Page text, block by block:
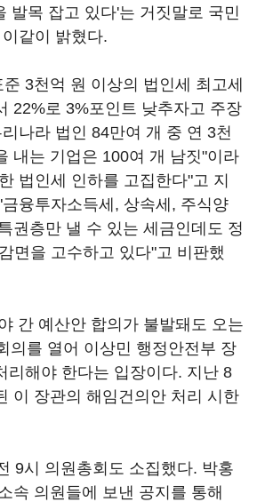
발목 잡고 있다'는 거짓말로 국민
같이 밝혔다.
3천억 원 이상의 법인세 최고세
22%로 3%포인트 낮추자고 주장
나라 법인 84만여 개 중 연 3천
내는 기업은 100여 개 남짓"이라
법인세 인하를 고집한다"고 지
융투자소득세, 상속세, 주식양
권층만 낼 수 있는 세금인데도 정
면을 고수하고 있다"고 비판했
간 예산안 합의가 불발돼도 오는
의를 열어 이상민 행정안전부 장
리해야 한다는 입장이다. 지난 8
이 장관의 해임건의안 처리 시한
9시 의원총회도 소집했다. 박홍
속 의원들에 보낸 공지를 통해